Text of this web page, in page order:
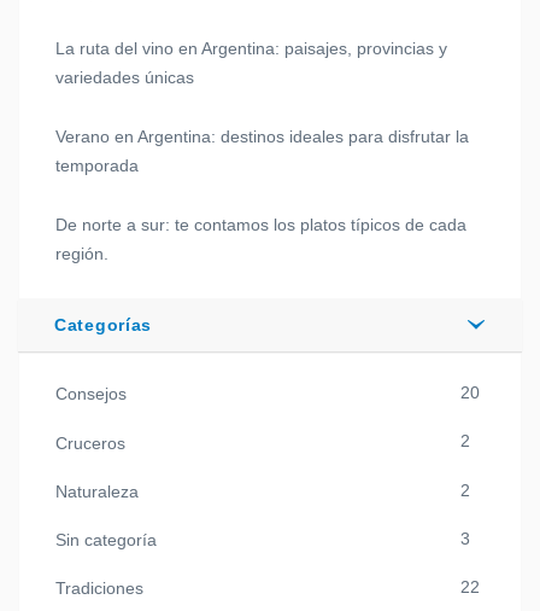
La ruta del vino en Argentina: paisajes, provincias y
variedades únicas
Verano en Argentina: destinos ideales para disfrutar la
temporada
De norte a sur: te contamos los platos típicos de cada
región.
Categorías
Consejos 20
Cruceros 2
Naturaleza 2
Sin categoría 3
Tradiciones 22